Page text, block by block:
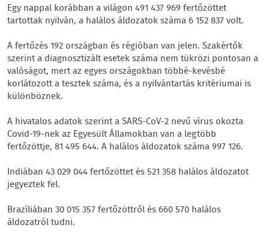
Egy nappal korábban a világon 491 437 969 fertőzöttet
tartottak nyilván, a halálos áldozatok száma 6 152 837 volt.
A fertőzés 192 országban és régióban van jelen. Szakértők
szerint a diagnosztizált esetek száma nem tükrözi pontosan a
valóságot, mert az egyes országokban többé-kevésbé
korlátozott a tesztek száma, és a nyilvántartás kritériumai is
különböznek.
A hivatalos adatok szerint a SARS-CoV-2 nevű vírus okozta
Covid-19-nek az Egyesült Államokban van a legtöbb
fertőzöttje, 81 495 644. A halálos áldozatok száma 997 126.
Indiában 43 029 044 fertőzöttet és 521 358 halálos áldozatot
jegyeztek fel.
Brazíliában 30 015 357 fertőzöttről és 660 570 halálos
áldozatról tudni.